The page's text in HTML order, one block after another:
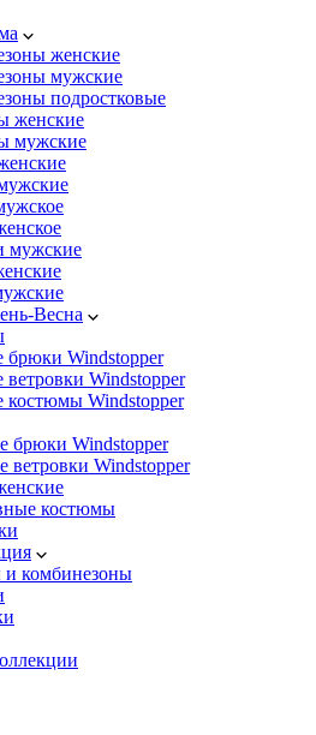
женские
мужские
подростковые
женские
мужские
мужские
Весна
брюки Windstopper
Windstopper
костюмы Windstopper
брюки Windstopper
ветровки Windstopper
костюмы
комбинезоны